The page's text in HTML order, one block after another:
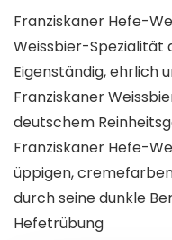
Franziskaner Hefe-
Weissbier-Spezialität
Eigenständig, ehrlich
Franziskaner
deutschem
Franziskaner Hefe-
üppigen,
durch seine dunkle
Hefetrübung